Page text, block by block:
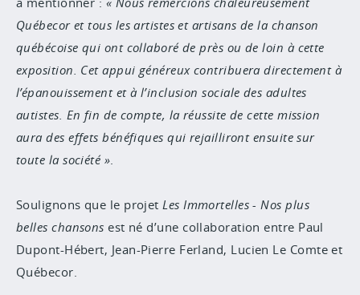
Québecor et tous les artistes et artisans de la chanson
québécoise qui ont collaboré de près ou de loin à cette
exposition. Cet appui généreux contribuera directement à
l’épanouissement et à l’inclusion sociale des adultes
autistes. En fin de compte, la réussite de cette mission
aura des effets bénéfiques qui rejailliront ensuite sur
toute la société .
Soulignons que le projet Les Immortelles - Nos plus
belles chansons est né d’une collaboration entre Paul
Dupont-Hébert, Jean-Pierre Ferland, Lucien Le Comte et
Québecor.